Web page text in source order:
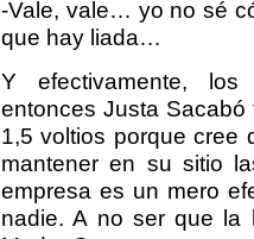
-Vale, vale… yo no sé
que hay liada…
Y efectivamente, los
entonces Justa Sacabó
1,5 voltios porque cree
mantener en su sitio
empresa es un mero
nadie. A no ser que la